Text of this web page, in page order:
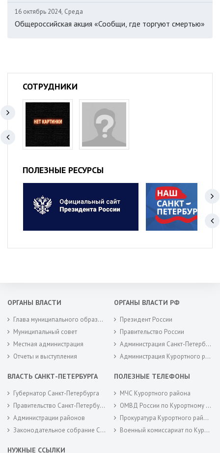
16 октябрь 2024, Среда
Общероссийская акция «Сообщи, где торгуют смертью»
СОТРУДНИКИ
ПОЛЕЗНЫЕ РЕСУРСЫ
ОРГАНЫ ВЛАСТИ
Глава муниципального образования
Муниципальный совет
Местная администрация
Отчеты и выступления
ОРГАНЫ ВЛАСТИ РФ
Президент России
Правительство России
Администрация Санкт-Петербурга
Администрация Курортного района Санкт-Петербурга
ВЛАСТЬ САНКТ-ПЕТЕРБУРГА
Губернатор Санкт-Петербурга
Правительство Санкт-Петербурга
Администрации районов
Законодательное собрание Санкт-Петербурга
ПОЛЕЗНЫЕ ТЕЛЕФОНЫ
МЧС Курортного района
ОМВД России по Курортному району
Прокуратура Курортного района
Военный комиссариат по Курортному районам города Санкт-Петербурга
НУЖНЫЕ ССЫЛКИ